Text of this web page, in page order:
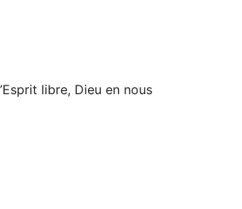
libre, Dieu en nous